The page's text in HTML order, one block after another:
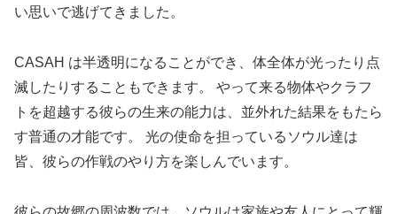
い思いで逃げてきました。
CASAH は半透明になることができ、体全体が光ったり点
滅したりすることもできます。 やって来る物体やクラフ
トを超越する彼らの生来の能力は、並外れた結果をもたら
す普通の才能です。 光の使命を担っているソウル達は
皆、彼らの作戦のやり方を楽しんでいます。